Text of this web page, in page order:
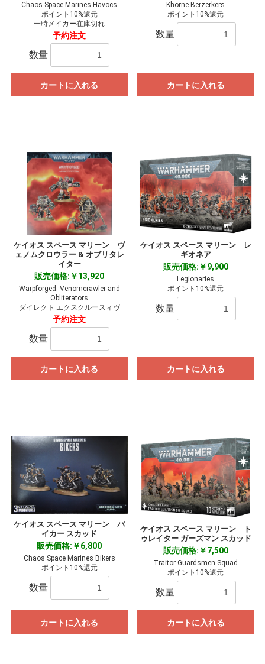
Chaos Space Marines Havocs
ポイント10%還元
一時メイカー在庫切れ
予約注文
数量
カートに入れる
Khorne Berzerkers
ポイント10%還元
数量
カートに入れる
ケイオス スペース マリーン ヴ
ェノムクロウラー & オブリタレ
イター
販売価格:￥13,920
Warpforged: Venomcrawler and
Obliterators
ダイレクト エクスクルースィヴ
予約注文
数量
カートに入れる
ケイオス スペース マリーン レ
ギオネア
販売価格:￥9,900
Legionaries
ポイント10%還元
数量
カートに入れる
ケイオス スペース マリーン バ
イカー スカッド
販売価格:￥6,800
Chaos Space Marines Bikers
ポイント10%還元
数量
カートに入れる
ケイオス スペース マリーン ト
ゥレイター ガーズマン スカッド
販売価格:￥7,500
Traitor Guardsmen Squad
ポイント10%還元
数量
カートに入れる